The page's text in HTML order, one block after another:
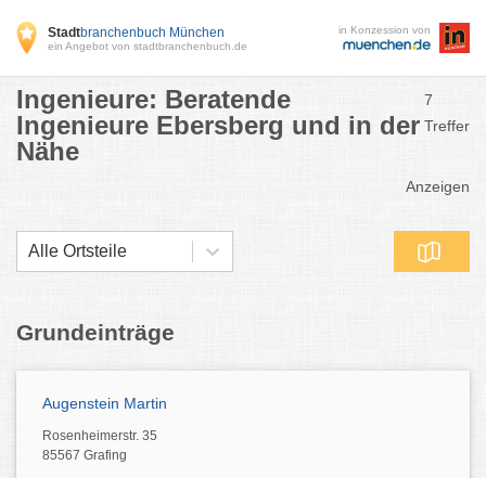
Stadtbranchenbuch München
ein Angebot von stadtbranchenbuch.de
in Konzession von
Ingenieure: Beratende
Ingenieure Ebersberg und in der
Nähe
7
Treffer
Anzeigen
Alle Ortsteile
Grundeinträge
Augenstein Martin
Rosenheimerstr. 35
85567 Grafing